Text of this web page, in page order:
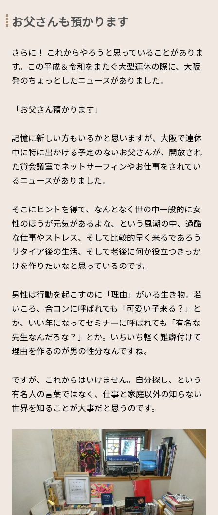
お父さんも預かります
さらに！ これからやろうと思っていることがありま
す。この平成＆令和をまたぐ大型連休の際に、大阪
発のちょっとしたニュースがありました。
「お父さん預かります」
記憶に新しい方もいるかと思いますが、大阪で連休
中に特に出かける予定のないお父さんが、開放され
た貸会議室でネットサーフィンやお仕事をされてい
るニュースがありました。
そこにヒントを得て、なんとなく世の中一般的に女
性のほうが元気があるよな、という風潮の中、過酷
な仕事やストレス、そして比較的早く来るであろう
リタイア後の生活、そして老後に何か役立つきっか
けを作りたいなと思っているのです。
男性は行動を起こすのに「理由」がいる生き物。若
いころ、合コンに呼ばれても「可愛い子来る？」と
か、いい年になってセミナーに呼ばれても「有名な
先生なんだろな？」とか。いちいち軽く難癖付けて
理由を作るのが男の性分なんですね。
ですが、これからはいけません。自分探し、という
有名人の言葉ではなく、仕事と家庭以外の知らない
世界を知ることが大事だと思うのです。